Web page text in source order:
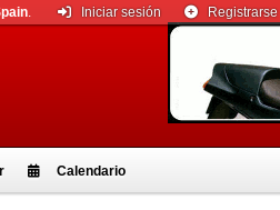
Calendario
. Iniciar sesión Registrarse